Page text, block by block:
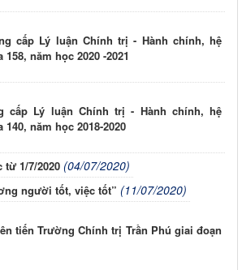
cấp Lý luận Chính trị - Hành chính, hệ
năm học 2020 -2021
cấp Lý luận Chính trị - Hành chính, hệ
năm học 2018-2020
1/7/2020 (04/07/2020)
người tốt, việc tốt” (11/07/2020)
tiến Trường Chính trị Trần Phú giai đoạn